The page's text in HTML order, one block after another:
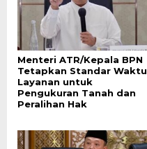
Menteri ATR/Kepala BPN
Tetapkan Standar Waktu
Layanan untuk
Pengukuran Tanah dan
Peralihan Hak